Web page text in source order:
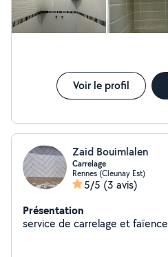
Voir le profil
Zaid Bouimlalen
Carrelage
Rennes (Cleunay Est)
5/5 (3 avis)
Présentation
service de carrelage et faïence